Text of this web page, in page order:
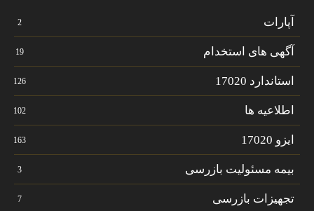
آپارات 2
آگهی های استخدام 19
استاندارد 17020 126
اطلاعیه ها 102
ایزو 17020 163
بیمه مسئولیت بازرسی 3
تجهیزات بازرسی 7